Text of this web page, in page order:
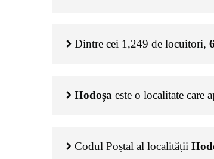
Dintre cei 1,249 de locuitori,
Hodoșa este o localitate care
Codul Poștal al localității